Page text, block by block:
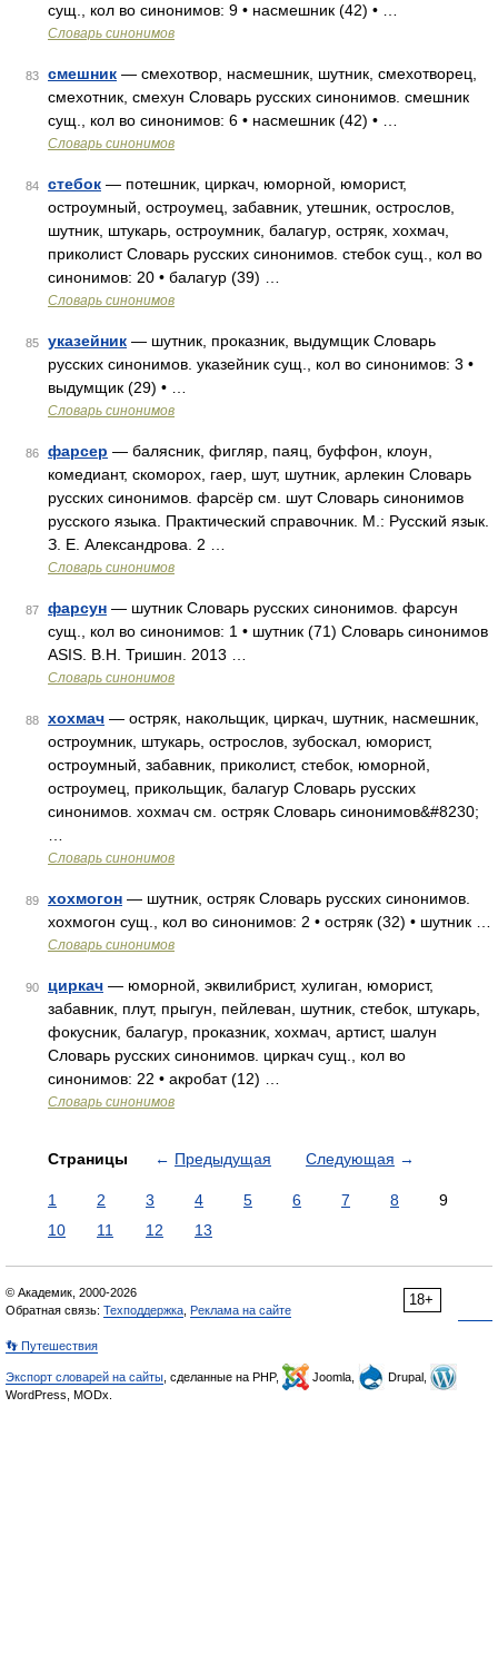
сущ., кол во синонимов: 9 • насмешник (42) • …
Словарь синонимов
83 смешник — смехотвор, насмешник, шутник, смехотворец,
смехотник, смехун Словарь русских синонимов. смешник
сущ., кол во синонимов: 6 • насмешник (42) • …
Словарь синонимов
84 стебок — потешник, циркач, юморной, юморист,
остроумный, остроумец, забавник, утешник, острослов,
шутник, штукарь, остроумник, балагур, остряк, хохмач,
приколист Словарь русских синонимов. стебок сущ., кол во
синонимов: 20 • балагур (39) …
Словарь синонимов
85 указейник — шутник, проказник, выдумщик Словарь
русских синонимов. указейник сущ., кол во синонимов: 3 •
выдумщик (29) • …
Словарь синонимов
86 фарсер — балясник, фигляр, паяц, буффон, клоун,
комедиант, скоморох, гаер, шут, шутник, арлекин Словарь
русских синонимов. фарсёр см. шут Словарь синонимов
русского языка. Практический справочник. М.: Русский язык.
З. Е. Александрова. 2 …
Словарь синонимов
87 фарсун — шутник Словарь русских синонимов. фарсун
сущ., кол во синонимов: 1 • шутник (71) Словарь синонимов
ASIS. В.Н. Тришин. 2013 …
Словарь синонимов
88 хохмач — остряк, накольщик, циркач, шутник, насмешник,
остроумник, штукарь, острослов, зубоскал, юморист,
остроумный, забавник, приколист, стебок, юморной,
остроумец, прикольщик, балагур Словарь русских
синонимов. хохмач см. остряк Словарь синонимов&#8230;
Словарь синонимов
89 хохмогон — шутник, остряк Словарь русских синонимов.
хохмогон сущ., кол во синонимов: 2 • остряк (32) • шутник …
Словарь синонимов
90 циркач — юморной, эквилибрист, хулиган, юморист,
забавник, плут, прыгун, пейлеван, шутник, стебок, штукарь,
фокусник, балагур, проказник, хохмач, артист, шалун
Словарь русских синонимов. циркач сущ., кол во
синонимов: 22 • акробат (12) …
Словарь синонимов
Страницы ← Предыдущая Следующая →
1 2 3 4 5 6 7 8
9
10
11 12 13
18+
© Академик, 2000-2026
Обратная связь: Техподдержка Реклама на сайте
👣 Путешествия
Экспорт словарей на сайты , сделанные на PHP, Joomla,
Drupal,
WordPress, MODx.